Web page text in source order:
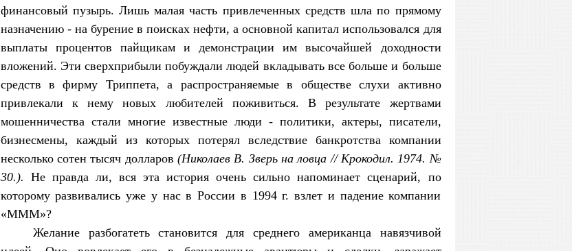
финансовый пузырь. Лишь малая часть привлеченных средств шла по прямому
назначению - на бурение в поисках нефти, а основной капитал использовался для
выплаты процентов пайщикам и демонстрации им высочайшей доходности
вложений. Эти сверхприбыли побуждали людей вкладывать все больше и больше
средств в фирму Триппета, а распространяемые в обществе слухи активно
привлекали к нему новых любителей поживиться. В результате жертвами
мошенничества стали многие известные люди - политики, актеры, писатели,
бизнесмены, каждый из которых потерял вследствие банкротства компании
несколько сотен тысяч долларов (Николаев В. Зверь на ловца // Крокодил. 1974. №
30.). Не правда ли, вся эта история очень сильно напоминает сценарий, по
которому развивались уже у нас в России в 1994 г. взлет и падение компании
«МММ»?
Желание разбогатеть становится для среднего американца навязчивой